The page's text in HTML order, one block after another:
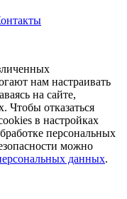
нам настраивать
на сайте,
Чтобы отказаться
в настройках
персональных
можно
данных.